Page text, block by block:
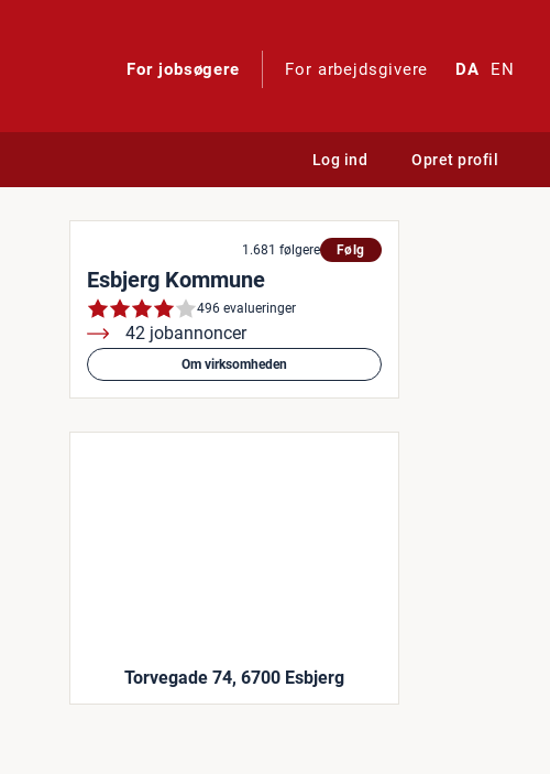
For jobsøgere For arbejdsgivere DA EN
Log ind Opret profil
1.681 følgere Følg
Esbjerg Kommune
496 evalueringer
42 jobannoncer
Om virksomheden
Torvegade 74, 6700 Esbjerg